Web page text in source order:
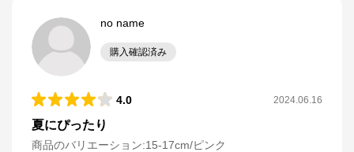
no name
購入確認済み
4.0 2024.06.16
夏にぴったり
商品のバリエーション:15-17cm/ピンク